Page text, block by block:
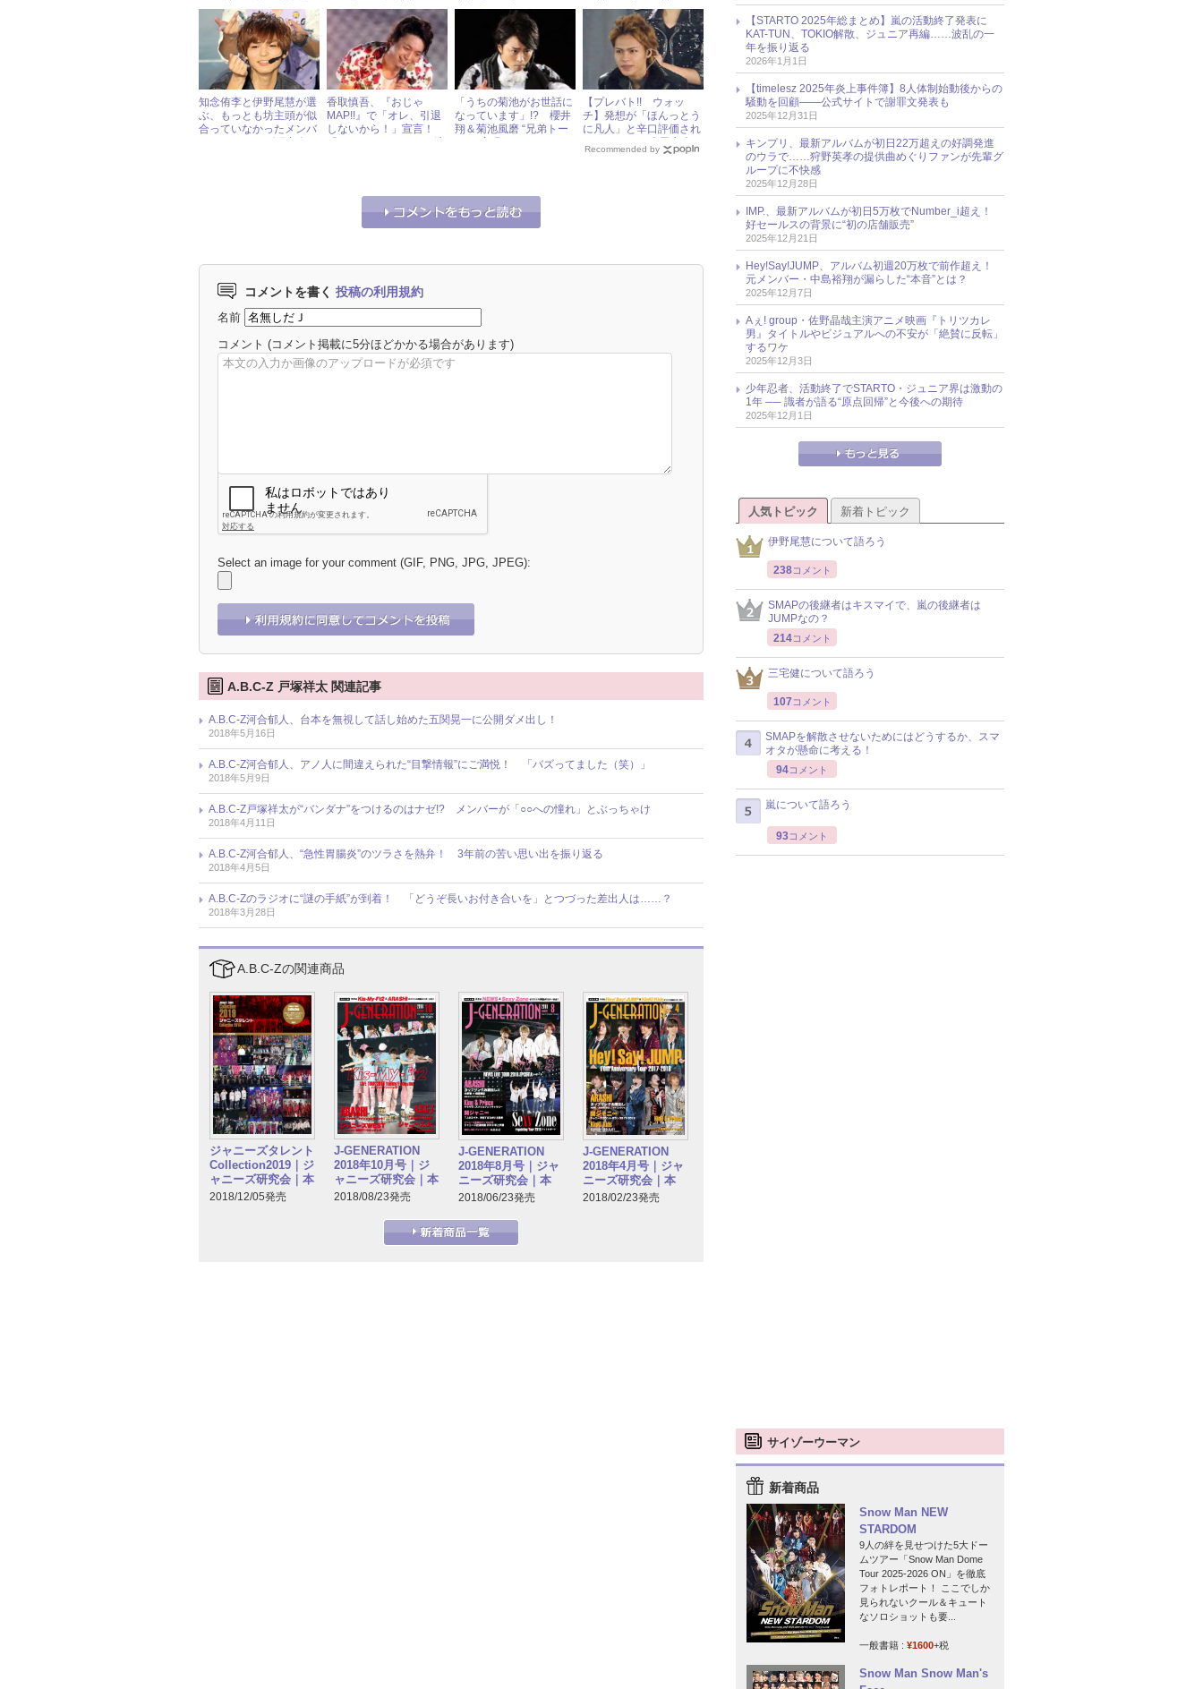
そのもの」！
知念侑李と伊野尾慧が選
ぶ、もっとも坊主頭が似
合っていなかったメンバ
香取慎吾、『おじゃ
MAP!!』で「オレ、引退
しないから！」宣言！
「うちの菊池がお世話に
なっています」!? 櫻井
翔＆菊池風磨 “兄弟トー
【プレバト!! ウォッ
チ】発想が「ほんっとう
に凡人」と辛口評価され
た、KAT-TUN上田竜也の
俳句とは？
Recommended by
コメントを書く 投稿の利用規約
名前
コメント (コメント掲載に5分ほどかかる場合があります)
Select an image for your comment (GIF, PNG, JPG, JPEG):
A.B.C-Z 戸塚祥太 関連記事
A.B.C-Z河合郁人、台本を無視して話し始めた五関晃一に公開ダメ出し！
2018年5月16日
A.B.C-Z河合郁人、アノ人に間違えられた“目撃情報”にご満悦！ 「バズってました（笑）」
2018年5月9日
A.B.C-Z戸塚祥太が“バンダナ”をつけるのはナゼ!? メンバーが「○○への憧れ」とぶっちゃけ
2018年4月11日
A.B.C-Z河合郁人、“急性胃腸炎”のツラさを熱弁！ 3年前の苦い思い出を振り返る
2018年4月5日
A.B.C-Zのラジオに“謎の手紙”が到着！ 「どうぞ長いお付き合いを」とつづった差出人は……？
2018年3月28日
A.B.C-Zの関連商品
ジャニーズタレント
Collection2019｜ジ
ャニーズ研究会｜本
2018/12/05発売
J-GENERATION
2018年10月号｜ジ
ャニーズ研究会｜本
2018/08/23発売
J-GENERATION
2018年8月号｜ジャ
ニーズ研究会｜本
2018/06/23発売
J-GENERATION
2018年4月号｜ジャ
ニーズ研究会｜本
2018/02/23発売
【STARTO 2025年総まとめ】嵐の活動終了発表に
KAT-TUN、TOKIO解散、ジュニア再編……波乱の一
年を振り返る
2026年1月1日
【timelesz 2025年炎上事件簿】8人体制始動後からの
騒動を回顧――公式サイトで謝罪文発表も
2025年12月31日
キンプリ、最新アルバムが初日22万超えの好調発進
のウラで……狩野英孝の提供曲めぐりファンが先輩グ
ループに不快感
2025年12月28日
IMP.、最新アルバムが初日5万枚でNumber_i超え！
好セールスの背景に“初の店舗販売”
2025年12月21日
Hey!Say!JUMP、アルバム初週20万枚で前作超え！
元メンバー・中島裕翔が漏らした“本音”とは？
2025年12月7日
Aぇ! group・佐野晶哉主演アニメ映画『トリツカレ
男』タイトルやビジュアルへの不安が「絶賛に反転」
するワケ
2025年12月3日
少年忍者、活動終了でSTARTO・ジュニア界は激動の
1年 ── 識者が語る“原点回帰”と今後への期待
2025年12月1日
人気トピック 新着トピック
伊野尾慧について語ろう
238コメント
SMAPの後継者はキスマイで、嵐の後継者は
JUMPなの？
214コメント
三宅健について語ろう
107 コメント
SMAPを解散させないためにはどうするか、スマ
オタが懸命に考える！
94コメント
嵐について語ろう
93コメント
サイゾーウーマン
新着商品
Snow Man NEW
STARDOM
9人の絆を見せつけた5大ドー
ムツアー「Snow Man Dome
Tour 2025-2026 ON」を徹底
フォトレポート！ ここでしか
見られないクール＆キュート
なソロショットも要...
一般書籍 : ¥1600+税
Snow Man Snow Man's